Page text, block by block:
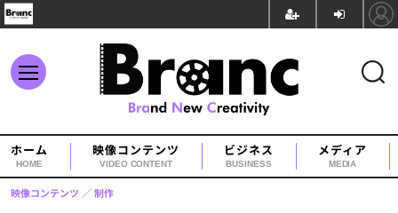
ホーム
HOME
映像コンテンツ
VIDEO CONTENT
ビジネス
BUSINESS
メディア
MEDIA
映像コンテンツ 制作